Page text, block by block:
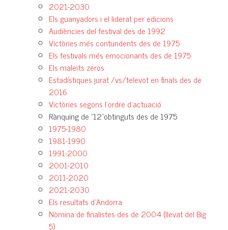
2021-2030
Els guanyadors i el liderat per edicions
Audiències del festival des de 1992
Victòries més contundents des de 1975
Els festivals més emocionants des de 1975
Els maleïts zeros
Estadístiques jurat /vs/televot en finals des de
2016
Victòries segons l'ordre d'actuació
Rànquing de "12"obtinguts des de 1975
1975-1980
1981-1990
1991-2000
2001-2010
2011-2020
2021-2030
Els resultats d'Andorra
Nòmina de finalistes des de 2004 (llevat del Big
5)